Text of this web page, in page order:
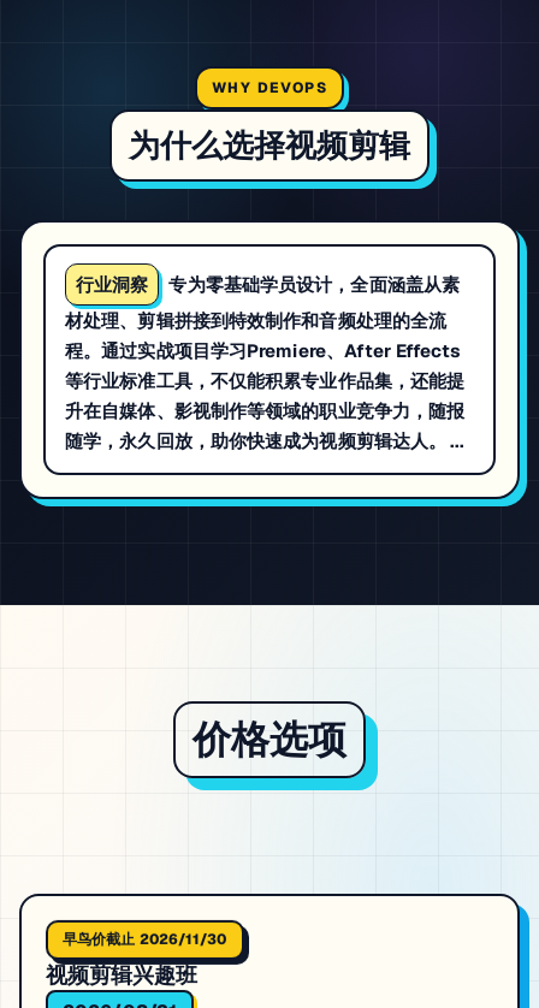
WHY DEVOPS
为什么选择视频剪辑
行业洞察
专为零基础学员设计，全面涵盖从素
材处理、剪辑拼接到特效制作和音频处理的全流
程。通过实战项目学习Premiere、After Effects
等行业标准工具，不仅能积累专业作品集，还能提
升在自媒体、影视制作等领域的职业竞争力，随报
随学，永久回放，助你快速成为视频剪辑达人。 ...
价格选项
早鸟价截止 2026/11/30
视频剪辑兴趣班